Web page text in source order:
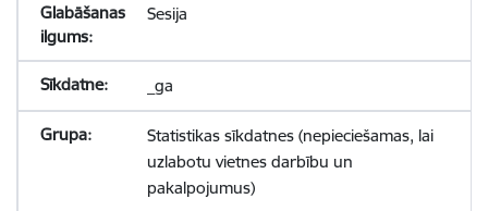
Sesija
_ga
Statistikas sīkdatnes (nepieciešamas, lai
uzlabotu vietnes darbību un
pakalpojumus)